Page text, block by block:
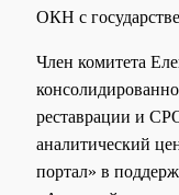
ОКН с
Член комитета
реставрации и
аналитический
портал» в